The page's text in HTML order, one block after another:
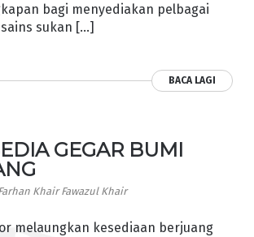
bagi menyediakan pelbagai
sukan […]
BACA LAGI
GEGAR BUMI
Khair Fawazul Khair
melaungkan kesediaan berjuang